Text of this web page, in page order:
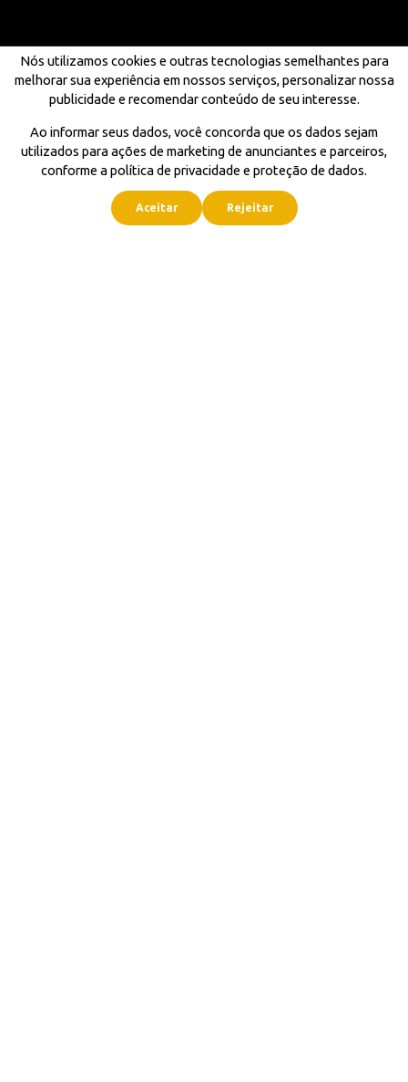
Nós utilizamos cookies e outras tecnologias semelhantes para
melhorar sua experiência em nossos serviços, personalizar nossa
publicidade e recomendar conteúdo de seu interesse.
Ao informar seus dados, você concorda que os dados sejam
utilizados para ações de marketing de anunciantes e parceiros,
conforme a política de privacidade e proteção de dados.
Aceitar Rejeitar